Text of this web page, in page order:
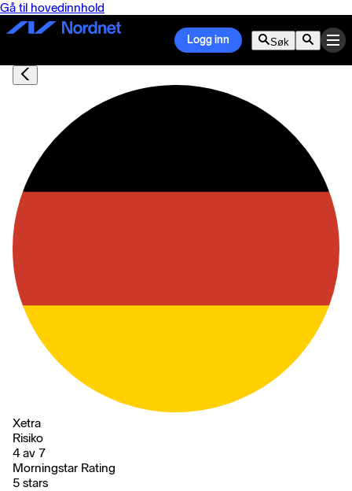
Gå til hovedinnhold
Logg inn Søk
Xetra
Risiko
4 av 7
Morningstar Rating
5 stars